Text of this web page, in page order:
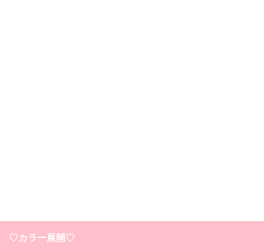
♡カラー展開♡